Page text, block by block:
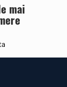
mai